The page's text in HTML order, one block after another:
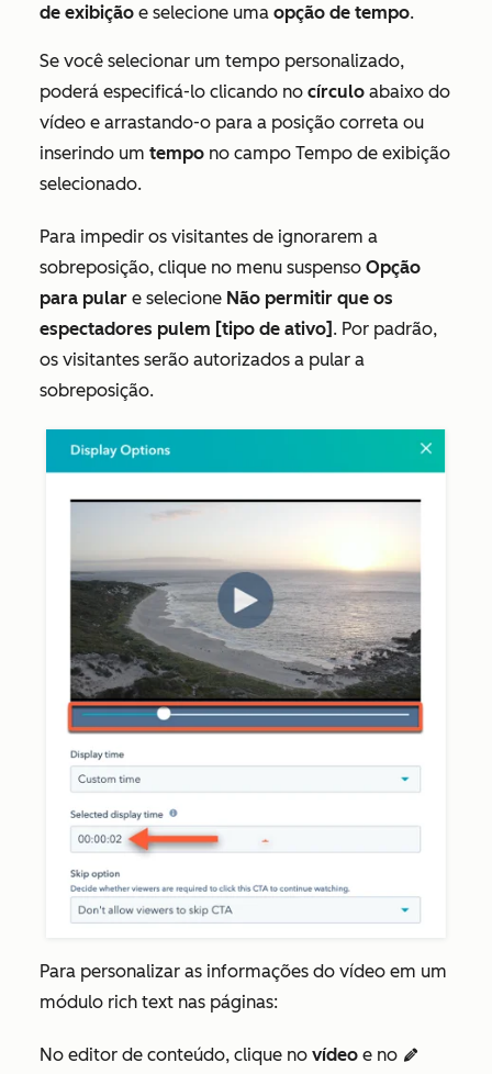
de exibição e selecione uma opção de tempo.
Se você selecionar um tempo personalizado,
poderá especificá-lo clicando no círculo abaixo do
vídeo e arrastando-o para a posição correta ou
inserindo um tempo no campo Tempo de exibição
selecionado.
Para impedir os visitantes de ignorarem a
sobreposição, clique no menu suspenso Opção
para pular e selecione Não permitir que os
espectadores pulem [tipo de ativo] . Por padrão,
os visitantes serão autorizados a pular a
sobreposição.
Para personalizar as informações do vídeo em um
módulo rich text nas páginas:
No editor de conteúdo, clique no vídeo e no edit